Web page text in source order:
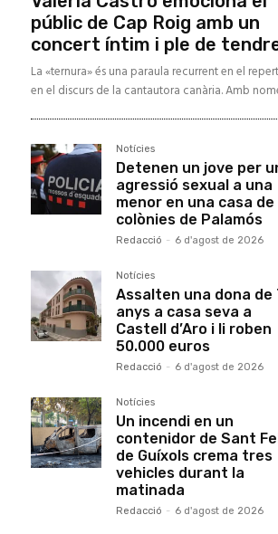
públic de Cap Roig amb un
concert íntim i ple de
La «ternura» és una paraula recurrent en el
en el discurs de la cantautora canària. Amb
Notícies
Detenen un jove per
agressió sexual a una
menor en una casa de
colònies de Palamós
Redacció - 6 d'agost de 2026
Notícies
Assalten una dona de
anys a casa seva a
Castell d’Aro i li roben
50.000 euros
Redacció - 6 d'agost de 2026
Notícies
Un incendi en un
contenidor de Sant
de Guíxols crema tres
vehicles durant la
matinada
Redacció - 6 d'agost de 2026